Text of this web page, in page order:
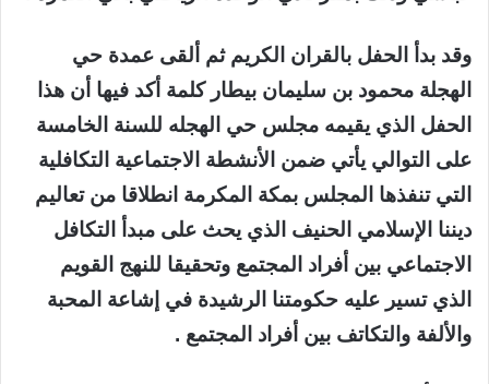
وقد بدأ الحفل بالقران الكريم ثم ألقى عمدة حي
الهجلة محمود بن سليمان بيطار كلمة أكد فيها أن هذا
الحفل الذي يقيمه مجلس حي الهجله للسنة الخامسة
على التوالي يأتي ضمن الأنشطة الاجتماعية التكافلية
التي تنفذها المجلس بمكة المكرمة انطلاقا من تعاليم
ديننا الإسلامي الحنيف الذي يحث على مبدأ التكافل
الاجتماعي بين أفراد المجتمع وتحقيقا للنهج القويم
الذي تسير عليه حكومتنا الرشيدة في إشاعة المحبة
والألفة والتكاتف بين أفراد المجتمع .